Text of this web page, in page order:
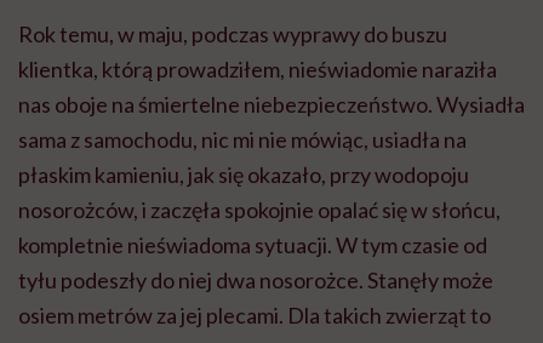
Rok temu, w maju, podczas wyprawy do buszu
klientka, którą prowadziłem, nieświadomie naraziła
nas oboje na śmiertelne niebezpieczeństwo. Wysiadła
sama z samochodu, nic mi nie mówiąc, usiadła na
płaskim kamieniu, jak się okazało, przy wodopoju
nosorożców, i zaczęła spokojnie opalać się w słońcu,
kompletnie nieświadoma sytuacji. W tym czasie od
tyłu podeszły do niej dwa nosorożce. Stanęły może
osiem metrów za jej plecami. Dla takich zwierząt to